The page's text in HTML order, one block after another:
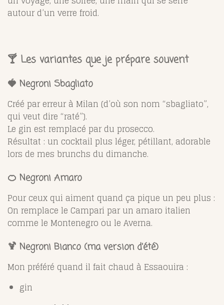
autour d’un verre froid.
🍸 Les variantes que je prépare souvent
🍓 Negroni Sbagliato
Créé par erreur à Milan (d’où son nom “sbagliato”,
qui veut dire “raté”).
Le gin est remplacé par du prosecco.
Résultat : un cocktail plus léger, pétillant, adorable
lors de mes brunchs du dimanche.
🍊 Negroni Amaro
Pour ceux qui aiment quand ça pique un peu plus :
On remplace le Campari par un amaro italien
comme le Montenegro ou le Averna.
🍹 Negroni Bianco (ma version d’été)
Mon préféré quand il fait chaud à Essaouira :
gin